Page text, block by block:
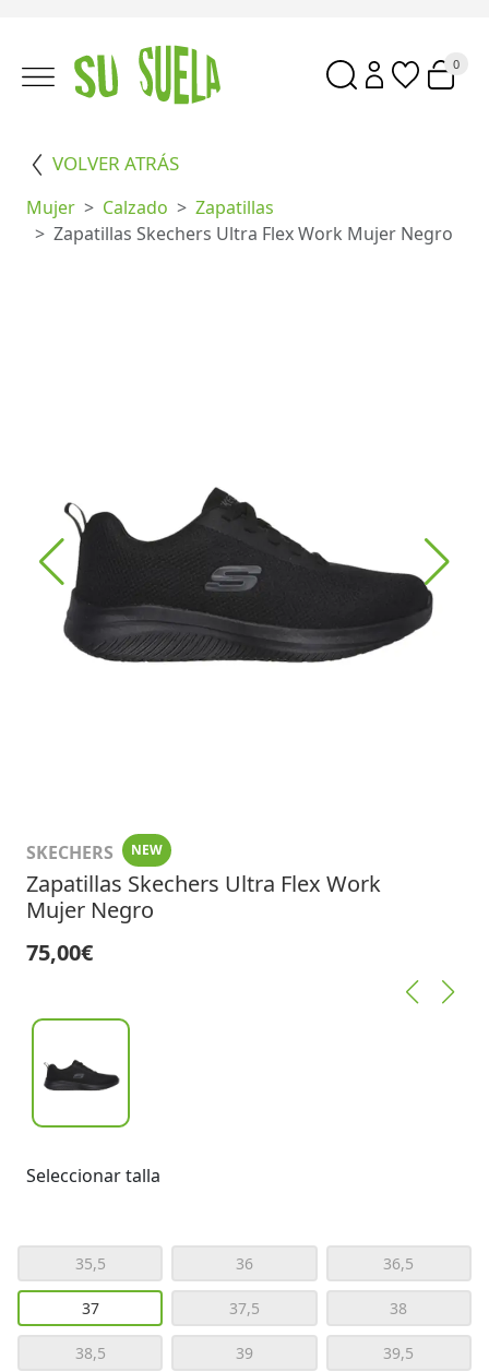
0
VOLVER ATRÁS
Mujer Calzado
Zapatillas
Zapatillas Skechers Ultra Flex Work Mujer Negro
SKECHERS NEW
Zapatillas Skechers Ultra Flex Work
Mujer Negro
75,00€
Seleccionar talla
35,5 36 36,5
37 37,5 38
38,5 39 39,5